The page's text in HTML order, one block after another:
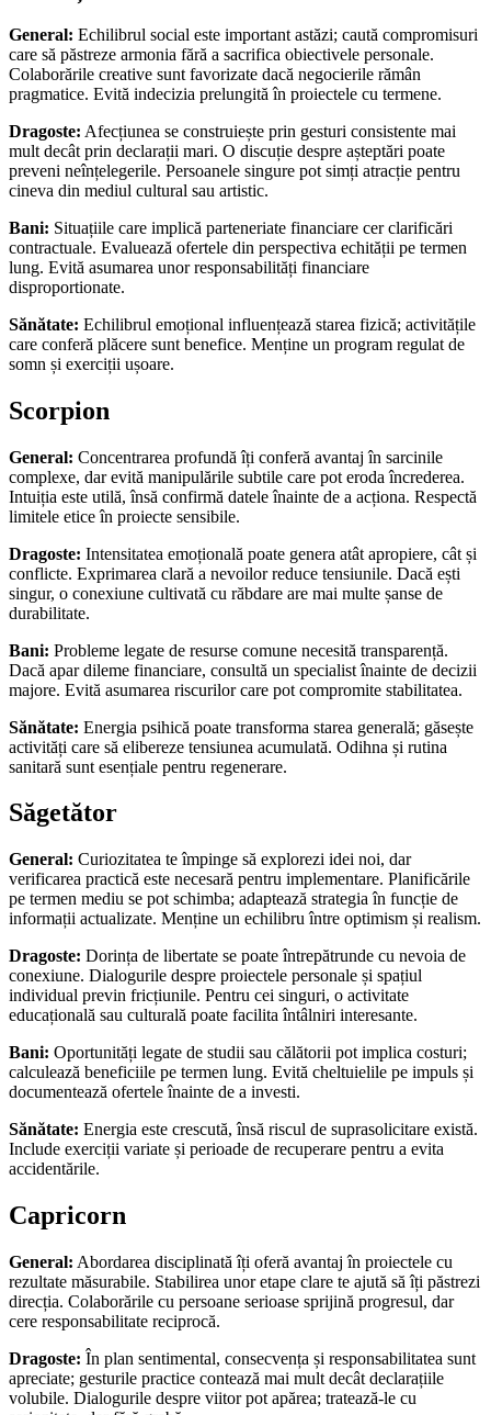
General: Echilibrul social este important astăzi; caută compromisuri
care să păstreze armonia fără a sacrifica obiectivele personale.
Colaborările creative sunt favorizate dacă negocierile rămân
pragmatice. Evită indecizia prelungită în proiectele cu termene.
Dragoste: Afecțiunea se construiește prin gesturi consistente mai
mult decât prin declarații mari. O discuție despre așteptări poate
preveni neînțelegerile. Persoanele singure pot simți atracție pentru
cineva din mediul cultural sau artistic.
Bani: Situațiile care implică parteneriate financiare cer clarificări
contractuale. Evaluează ofertele din perspectiva echității pe termen
lung. Evită asumarea unor responsabilități financiare
disproportionate.
Sănătate: Echilibrul emoțional influențează starea fizică; activitățile
care conferă plăcere sunt benefice. Menține un program regulat de
somn și exerciții ușoare.
Scorpion
General: Concentrarea profundă îți conferă avantaj în sarcinile
complexe, dar evită manipulările subtile care pot eroda încrederea.
Intuiția este utilă, însă confirmă datele înainte de a acționa. Respectă
limitele etice în proiecte sensibile.
Dragoste: Intensitatea emoțională poate genera atât apropiere, cât și
conflicte. Exprimarea clară a nevoilor reduce tensiunile. Dacă ești
singur, o conexiune cultivată cu răbdare are mai multe șanse de
durabilitate.
Bani: Probleme legate de resurse comune necesită transparență.
Dacă apar dileme financiare, consultă un specialist înainte de decizii
majore. Evită asumarea riscurilor care pot compromite stabilitatea.
Sănătate: Energia psihică poate transforma starea generală; găsește
activități care să elibereze tensiunea acumulată. Odihna și rutina
sanitară sunt esențiale pentru regenerare.
Săgetător
General: Curiozitatea te împinge să explorezi idei noi, dar
verificarea practică este necesară pentru implementare. Planificările
pe termen mediu se pot schimba; adaptează strategia în funcție de
informații actualizate. Menține un echilibru între optimism și realism.
Dragoste: Dorința de libertate se poate întrepătrunde cu nevoia de
conexiune. Dialogurile despre proiectele personale și spațiul
individual previn fricțiunile. Pentru cei singuri, o activitate
educațională sau culturală poate facilita întâlniri interesante.
Bani: Oportunități legate de studii sau călătorii pot implica costuri;
calculează beneficiile pe termen lung. Evită cheltuielile pe impuls și
documentează ofertele înainte de a investi.
Sănătate: Energia este crescută, însă riscul de suprasolicitare există.
Include exerciții variate și perioade de recuperare pentru a evita
accidentările.
Capricorn
General: Abordarea disciplinată îți oferă avantaj în proiectele cu
rezultate măsurabile. Stabilirea unor etape clare te ajută să îți păstrezi
direcția. Colaborările cu persoane serioase sprijină progresul, dar
cere responsabilitate reciprocă.
Dragoste: În plan sentimental, consecvența și responsabilitatea sunt
apreciate; gesturile practice contează mai mult decât declarațiile
volubile. Dialogurile despre viitor pot apărea; tratează-le cu